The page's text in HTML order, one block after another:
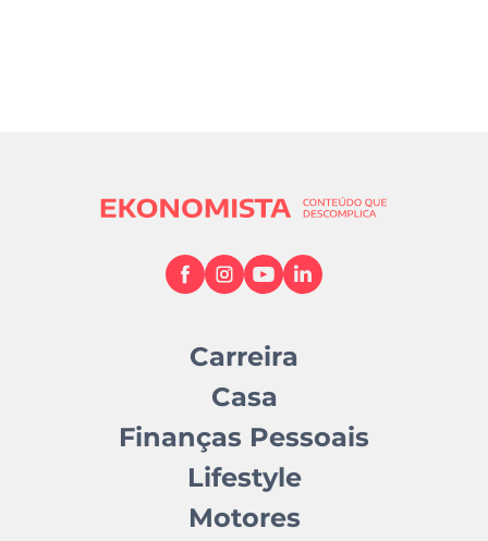
Carreira
Casa
Finanças Pessoais
Lifestyle
Motores